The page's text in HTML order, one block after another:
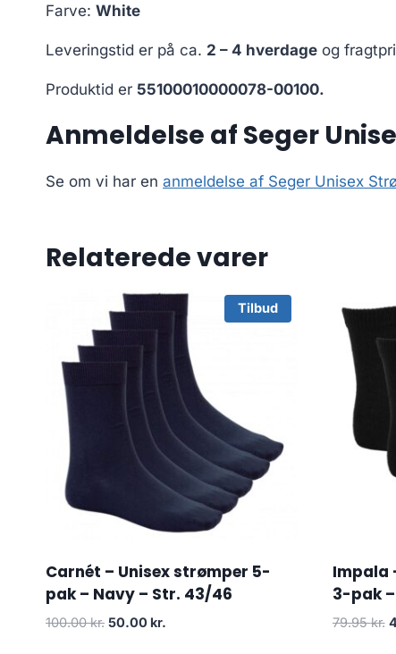
Farve: White
Leveringstid er på ca. 2 – 4 hverdage og
Produktid er 55100010000078-00100.
Anmeldelse af Seger
Se om vi har en anmeldelse af Seger Unisex
Relaterede varer
Tilbud
Carnét – Unisex strømper 5-
pak – Navy – Str. 43/46
100.00kr. Original
50.00 kr.
Impala
3-pak –
79.95kr.